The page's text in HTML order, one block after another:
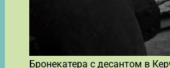
Бронекатера с десантом в